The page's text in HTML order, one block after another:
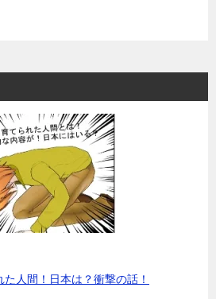
人間！日本は？衝撃の話！